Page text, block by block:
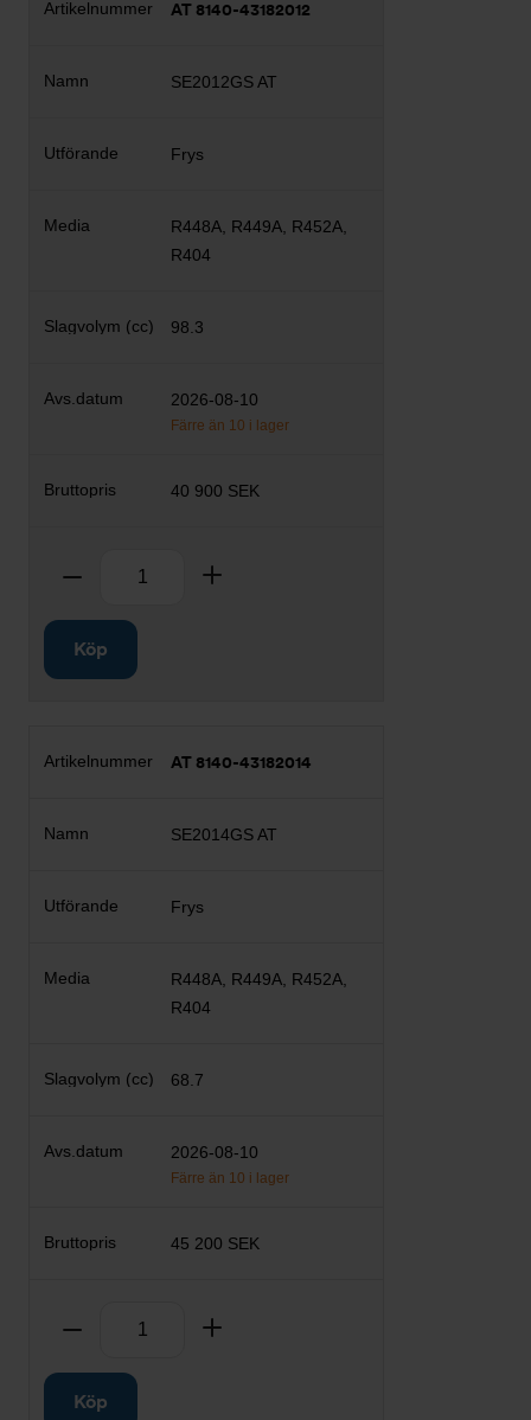
AT 8140-43182012
SE2012GS AT
Frys
R448A, R449A, R452A,
R404
98.3
2026-08-10
Färre än 10 i lager
40 900 SEK
Ta bort
Köp
AT 8140-43182014
SE2014GS AT
Frys
R448A, R449A, R452A,
R404
68.7
2026-08-10
Färre än 10 i lager
45 200 SEK
Ta bort
Köp